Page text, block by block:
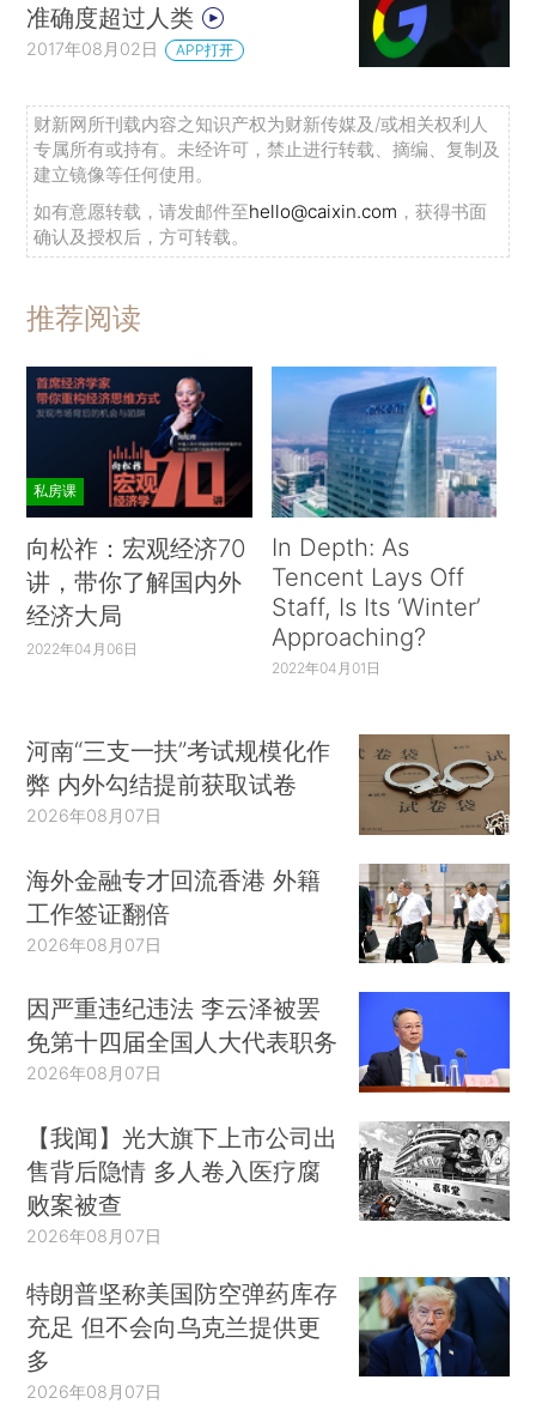
准确度超过人类
2017年08月02日 APP打开
财新网所刊载内容之知识产权为财新传媒及/或相关权利人
专属所有或持有。未经许可，禁止进行转载、摘编、复制及
建立镜像等任何使用。
如有意愿转载，请发邮件至hello@caixin.com ，获得书面
确认及授权后，方可转载。
推荐阅读
私房课
向松祚：宏观经济70
讲，带你了解国内外
经济大局
2022年04月06日
In Depth: As
Tencent Lays Off
Staff, Is Its ‘Winter’
Approaching?
2022年04月01日
河南“三支一扶”考试规模化作
弊 内外勾结提前获取试卷
2026年08月07日
海外金融专才回流香港 外籍
工作签证翻倍
2026年08月07日
因严重违纪违法 李云泽被罢
免第十四届全国人大代表职务
2026年08月07日
【我闻】光大旗下上市公司出
售背后隐情 多人卷入医疗腐
败案被查
2026年08月07日
特朗普坚称美国防空弹药库存
充足 但不会向乌克兰提供更
多
2026年08月07日